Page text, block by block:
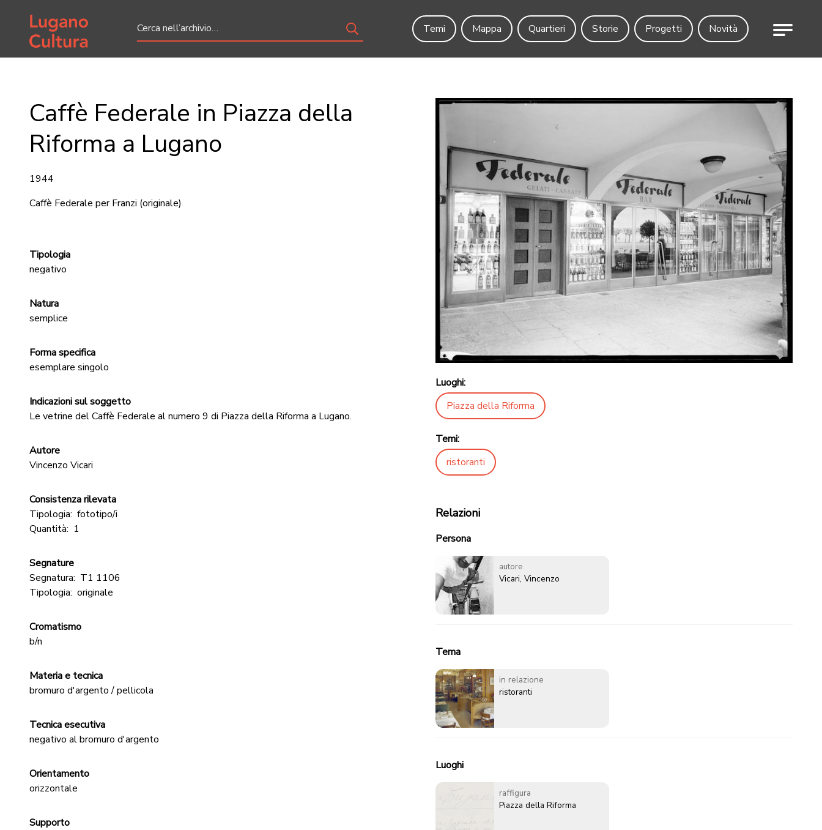
Home page
Temi
Mappa Quartieri Storie Progetti Novità Menu
Caffè Federale in Piazza della
Riforma a Lugano
1944
Caffè Federale per Franzi (originale)
Tipologia
negativo
Natura
semplice
Forma specifica
esemplare singolo
Indicazioni sul soggetto
Le vetrine del Caffè Federale al numero 9 di Piazza della Riforma a Lugano.
Autore
Vincenzo Vicari
Consistenza rilevata
Tipologia: fototipo/i
Quantità: 1
Segnature
Segnatura: T1 1106
Tipologia: originale
Cromatismo
b/n
Materia e tecnica
bromuro d'argento / pellicola
Tecnica esecutiva
negativo al bromuro d'argento
Orientamento
orizzontale
Supporto
Luoghi:
Piazza della Riforma
Temi:
ristoranti
Relazioni
Persona
autore
Vicari, Vincenzo
Tema
in relazione
ristoranti
Luoghi
raffigura
Piazza della Riforma